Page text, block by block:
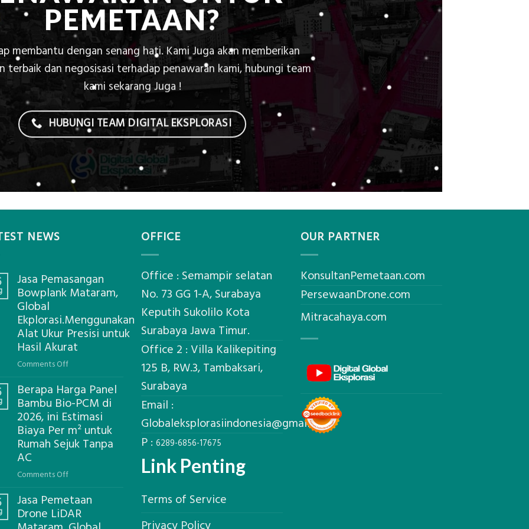
PEMETAAN?
membantu dengan senang hati. Kami Juga akan memberikan
terbaik dan negosisasi terhadap penawaran kami, hubungi team
kami sekarang Juga !
HUBUNGI TEAM DIGITAL EKSPLORASI
NEWS
Jasa Pemasangan
Bowplank Mataram,
Global
Ekplorasi.Menggunakan
Alat Ukur Presisi untuk
Hasil Akurat
Comments Offon
Pemasangan
Bowplank
Mataram,
Global
Ekplorasi.Menggunakan
untuk
Hasil
Akurat
Berapa Harga Panel
Bambu Bio-PCM di
2026, ini Estimasi
Biaya Per m² untuk
Rumah Sejuk Tanpa
AC
Comments Offon
Harga
Panel
Bambu
Jasa Pemetaan
Drone LiDAR
OFFICE
Office : Semampir selatan
No. 73 GG 1-A, Surabaya
Keputih Sukolilo Kota
Surabaya Jawa Timur.
Office 2 : Villa Kalikepiting
125 B, RW.3, Tambaksari,
Surabaya
Email :
Globaleksplorasiindonesia@gmail.com
P : 6289-6856-17675
Link Penting
Terms of Service
OUR PARTNER
KonsultanPemetaan.com
PersewaanDrone.com
Mitracahaya.com